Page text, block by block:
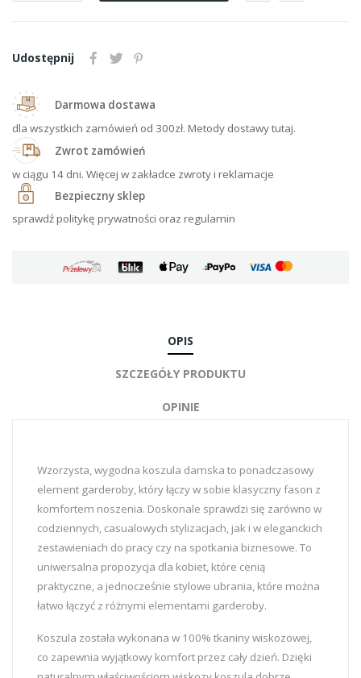
Udostępnij
Darmowa dostawa
dla wszystkich zamówień od 300zł. Metody dostawy tutaj.
Zwrot zamówień
w ciągu 14 dni. Więcej w zakładce zwroty i reklamacje
Bezpieczny sklep
sprawdź politykę prywatności oraz regulamin
OPIS
SZCZEGÓŁY PRODUKTU
OPINIE
Wzorzysta, wygodna koszula damska to ponadczasowy
element garderoby, który łączy w sobie klasyczny fason z
komfortem noszenia. Doskonale sprawdzi się zarówno w
codziennych, casualowych stylizacjach, jak i w eleganckich
zestawieniach do pracy czy na spotkania biznesowe. To
uniwersalna propozycja dla kobiet, które cenią
praktyczne, a jednocześnie stylowe ubrania, które można
łatwo łączyć z różnymi elementami garderoby.
Koszula została wykonana w 100% tkaniny wiskozowej,
co zapewnia wyjątkowy komfort przez cały dzień. Dzięki